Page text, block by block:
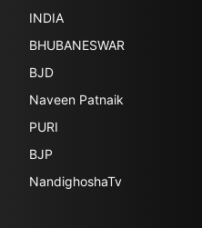
INDIA
BHUBANESWAR
BJD
Naveen Patnaik
PURI
BJP
NandighoshaTv